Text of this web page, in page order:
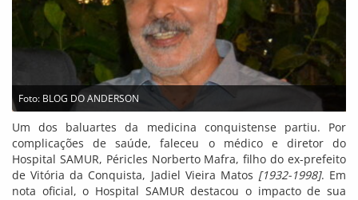
Foto: BLOG DO ANDERSON
Um dos baluartes da medicina conquistense partiu. Por
complicações de saúde, faleceu o médico e diretor do
Hospital SAMUR, Péricles Norberto Mafra, filho do ex-prefeito
de Vitória da Conquista, Jadiel Vieira Matos [1932-1998]. Em
nota oficial, o Hospital SAMUR destacou o impacto de sua